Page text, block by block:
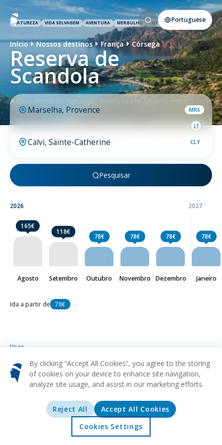
Ofertas Explorar
Portuguese
NATUREZA VIDA SELVAGEM AVENTURA MERGULHO FOTOGRAFIA
Início Nossos destinos França Córsega
Reserva de
Scandola
A Obra-Prima da Natureza, Revelada em Águas Serenas
MRS
CLY
Pesquisar
2026
165€
Agosto
118€
Setembro
78€
Outubro
78€
Novembro
78€
Dezembro
2027
78€
Janeiro
Ida a partir de 78€
Voos
Córsegade78€
MRS CLY De
CLY
Calvi
Calvi
By clicking “Accept All Cookies”, you agree to the storing
of cookies on your device to enhance site navigation,
analyze site usage, and assist in our marketing efforts.
Reject All
Accept All Cookies
Cookies Settings